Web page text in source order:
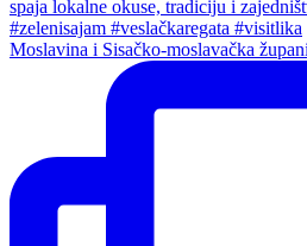
Moslavina i Sisačko-moslavačka